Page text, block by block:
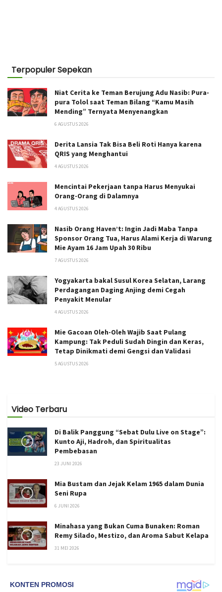
Terpopuler Sepekan
Niat Cerita ke Teman Berujung Adu Nasib: Pura-
pura Tolol saat Teman Bilang “Kamu Masih
Mending” Ternyata Menyenangkan
6 AGUSTUS 2026
Derita Lansia Tak Bisa Beli Roti Hanya karena
QRIS yang Menghantui
4 AGUSTUS 2026
Mencintai Pekerjaan tanpa Harus Menyukai
Orang-Orang di Dalamnya
4 AGUSTUS 2026
Nasib Orang Haven’t: Ingin Jadi Maba Tanpa
Sponsor Orang Tua, Harus Alami Kerja di Warung
Mie Ayam 16 Jam Upah 30 Ribu
7 AGUSTUS 2026
Yogyakarta bakal Susul Korea Selatan, Larang
Perdagangan Daging Anjing demi Cegah
Penyakit Menular
4 AGUSTUS 2026
Mie Gacoan Oleh-Oleh Wajib Saat Pulang
Kampung: Tak Peduli Sudah Dingin dan Keras,
Tetap Dinikmati demi Gengsi dan Validasi
5 AGUSTUS 2026
Video Terbaru
Di Balik Panggung “Sebat Dulu Live on Stage”:
Kunto Aji, Hadroh, dan Spiritualitas
Pembebasan
23 JUNI 2026
Mia Bustam dan Jejak Kelam 1965 dalam Dunia
Seni Rupa
6 JUNI 2026
Minahasa yang Bukan Cuma Bunaken: Roman
Remy Silado, Mestizo, dan Aroma Sabut Kelapa
31 MEI 2026